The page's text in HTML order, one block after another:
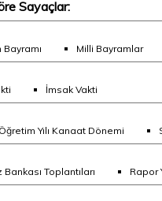
Sayaçlar:
Bayramı
Milli Bayramlar
İmsak Vakti
Yılı Kanaat Dönemi
Bankası Toplantıları
Rapor